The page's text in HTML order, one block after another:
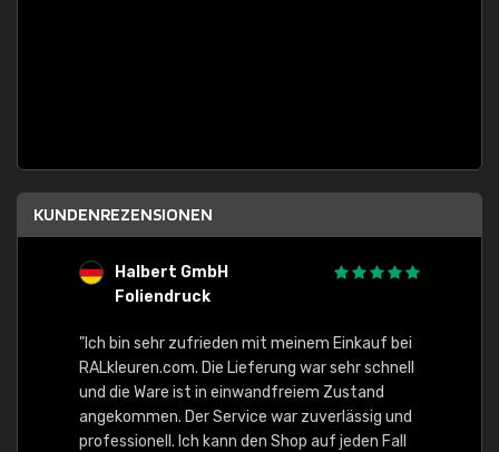
KUNDENREZENSIONEN
Halbert GmbH
Foliendruck
"Ich bin sehr zufrieden mit meinem Einkauf bei
RALkleuren.com. Die Lieferung war sehr schnell
und die Ware ist in einwandfreiem Zustand
angekommen. Der Service war zuverlässig und
professionell. Ich kann den Shop auf jeden Fall